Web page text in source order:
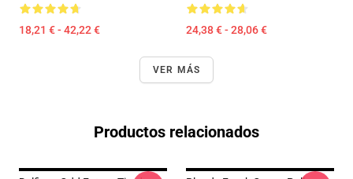
18,21 € - 42,22 € 24,38 € - 28,06 €
VER MÁS
Productos relacionados